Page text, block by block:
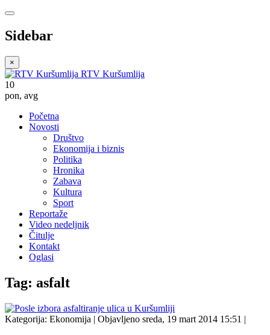
Sidebar
×
RTV Kuršumlija
10
pon, avg
Početna
Novosti
Društvo
Ekonomija i biznis
Politika
Hronika
Zabava
Kultura
Sport
Reportaže
Video nedeljnik
Čitulje
Kontakt
Oglasi
Tag: asfalt
Kategorija: Ekonomija | Objavljeno sreda, 19 mart 2014 15:51 |